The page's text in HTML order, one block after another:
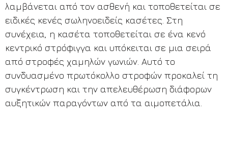
λαμβάνεται από τον ασθενή και τοποθετείται σε
ειδικές κενές σωληνοειδείς κασέτες. Στη
συνέχεια, η κασέτα τοποθετείται σε ένα κενό
κεντρικό στρόφιγγα και υπόκειται σε μια σειρά
από στροφές χαμηλών γωνιών. Αυτό το
συνδυασμένο πρωτόκολλο στροφών προκαλεί τη
συγκέντρωση και την απελευθέρωση διάφορων
αυξητικών παραγόντων από τα αιμοπετάλια.